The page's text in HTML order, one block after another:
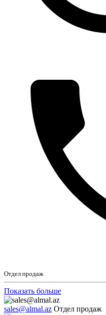
Отдел продаж
Показать больше
sales@almal.az Отдел продаж